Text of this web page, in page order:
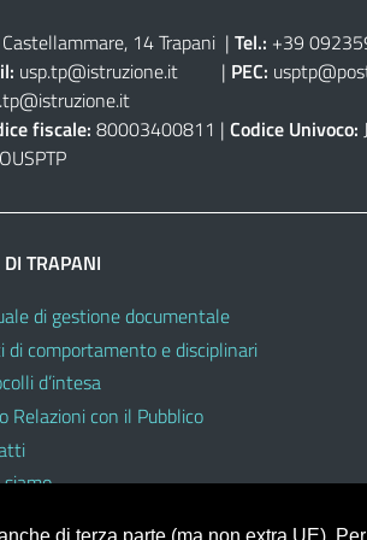
14 Trapani | Tel.: +39
usp.tp@istruzione.it| PEC:
fiscale: 80003400811 | Codice Univoco:
DI TRAPANI
di gestione documentale
di comportamento e disciplinari
d’intesa
Relazioni con il Pubblico
di terza parte (ma non extra UE).